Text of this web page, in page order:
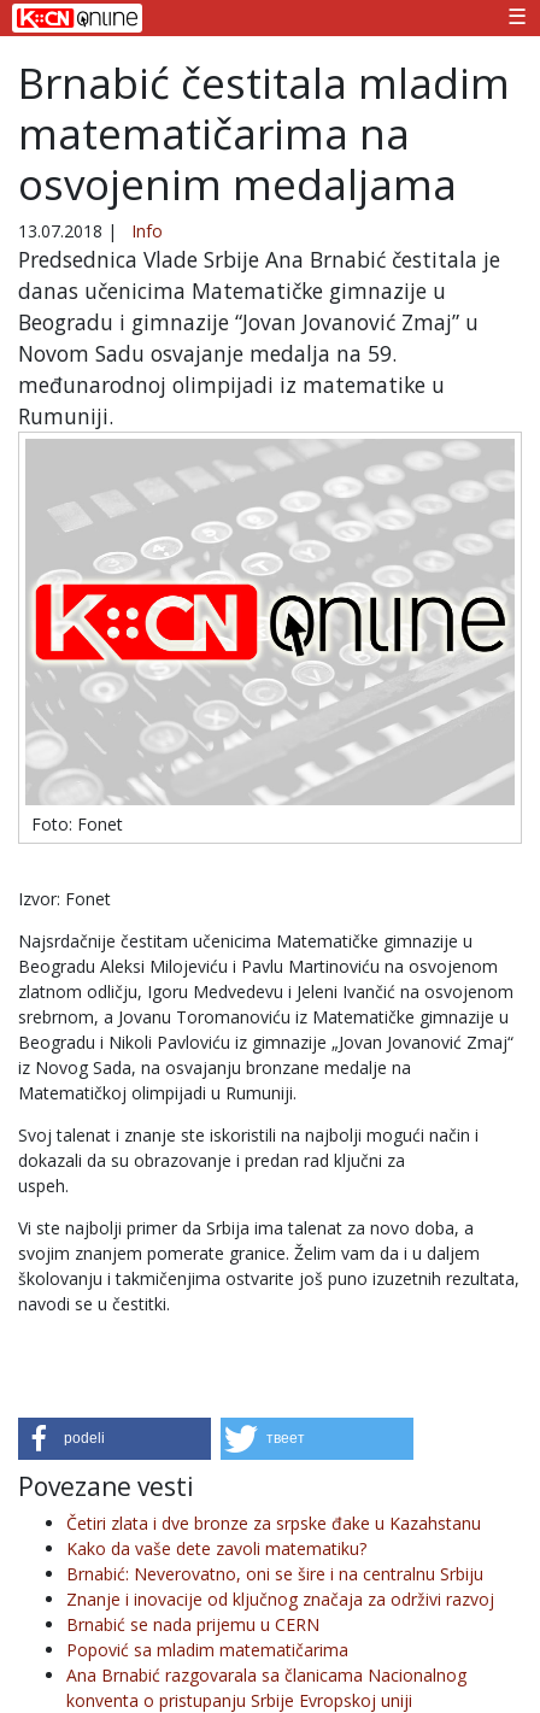
☰
Brnabić čestitala mladim
matematičarima na
osvojenim medaljama
13.07.2018 | Info
Predsednica Vlade Srbije Ana Brnabić čestitala je
danas učenicima Matematičke gimnazije u
Beogradu i gimnazije “Jovan Jovanović Zmaj” u
Novom Sadu osvajanje medalja na 59.
međunarodnoj olimpijadi iz matematike u
Rumuniji.
Foto: Fonet
Izvor: Fonet
Najsrdačnije čestitam učenicima Matematičke gimnazije u
Beogradu Aleksi Milojeviću i Pavlu Martinoviću na osvojenom
zlatnom odličju, Igoru Medvedevu i Jeleni Ivančić na osvojenom
srebrnom, a Jovanu Toromanoviću iz Matematičke gimnazije u
Beogradu i Nikoli Pavloviću iz gimnazije „Jovan Jovanović Zmaj“
iz Novog Sada, na osvajanju bronzane medalje na
Matematičkoj olimpijadi u Rumuniji.
Svoj talenat i znanje ste iskoristili na najbolji mogući način i
dokazali da su obrazovanje i predan rad ključni za
uspeh.
Vi ste najbolji primer da Srbija ima talenat za novo doba, a
svojim znanjem pomerate granice. Želim vam da i u daljem
školovanju i takmičenjima ostvarite još puno izuzetnih rezultata,
navodi se u čestitki.
podeli твеет
Povezane vesti
Četiri zlata i dve bronze za srpske đake u Kazahstanu
Kako da vaše dete zavoli matematiku?
Brnabić: Neverovatno, oni se šire i na centralnu Srbiju
Znanje i inovacije od ključnog značaja za održivi razvoj
Brnabić se nada prijemu u CERN
Popović sa mladim matematičarima
Ana Brnabić razgovarala sa članicama Nacionalnog
konventa o pristupanju Srbije Evropskoj uniji